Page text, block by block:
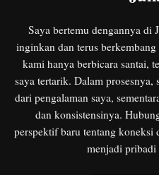
Saya bertemu dengannya di
inginkan dan terus
kami hanya berbicara santai,
saya tertarik. Dalam
dari pengalaman saya,
dan konsistensinya.
perspektif baru tentang koneksi
menjadi